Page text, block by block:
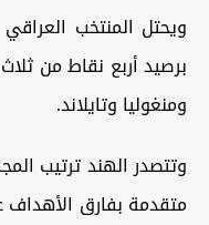
ويحتل المنتخب
برصيد أربع نقاط من
ومنغوليا وتايلاند.
وتتصدر الهند ترتيب
متقدمة بفارق الأهداف